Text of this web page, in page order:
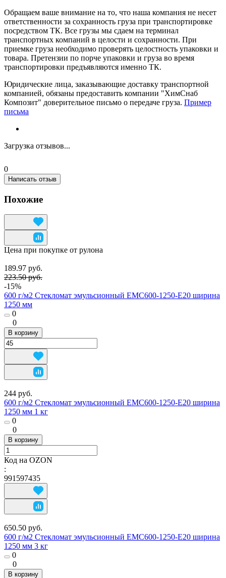
Обращаем ваше внимание на то, что наша компания не несет
ответственности за сохранность груза при транспортировке
посредством ТК. Все грузы мы сдаем на терминал
транспортных компаний в целости и сохранности. При
приемке груза необходимо проверять целостность упаковки и
товара. Претензии по порче упаковки и груза во время
транспортировки предъявляются именно ТК.
Юридические лица, заказывающие доставку транспортной
компанией, обязаны предоставить компании "ХимСнаб
Композит" доверительное письмо о передаче груза. Пример
письма
Загрузка отзывов...
0
Написать отзыв
Похожие
Цена при покупке от рулона
189.97 руб.
223.50 руб.
-15%
600 г/м2 Стекломат эмульсионный EMC600-1250-E20 ширина
1250 мм
0
0
В корзину
244 руб.
600 г/м2 Стекломат эмульсионный EMC600-1250-E20 ширина
1250 мм 1 кг
0
0
В корзину
Код на OZON
:
991597435
650.50 руб.
600 г/м2 Стекломат эмульсионный EMC600-1250-E20 ширина
1250 мм 3 кг
0
0
В корзину